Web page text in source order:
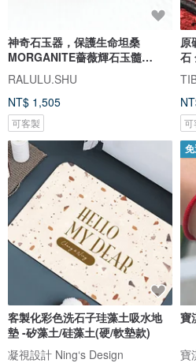
神奇石玉器，保護生命坦桑
MORGANITE薔薇輝石玉髓
Prenite成功6種天然石手鐲
RALULU.SHU
NT$ 1,505
可客製
原
石
可
客製化彩色洗石子珪藻土吸水地
墊 -矽藻土/硅藻土(硬/軟墊款)
凝視設計 Ning‘s Design
寶